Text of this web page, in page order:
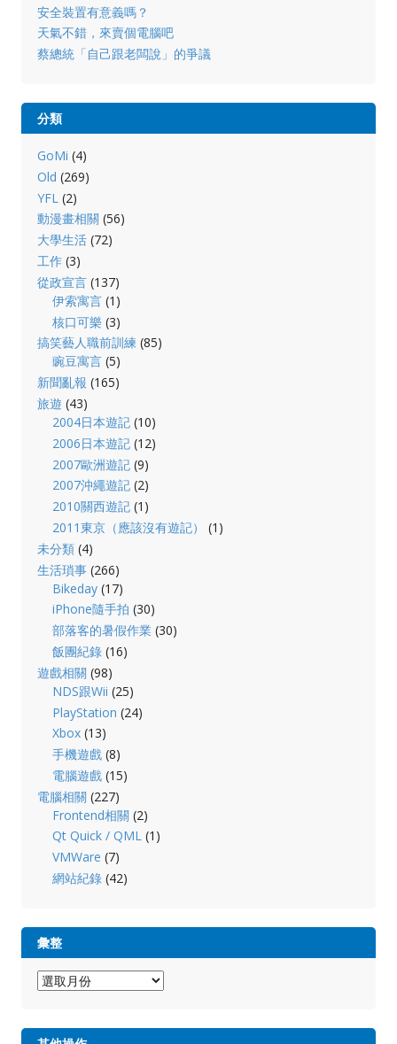
安全裝置有意義嗎？
天氣不錯，來賣個電腦吧
蔡總統「自己跟老闆說」的爭議
分類
GoMi (4)
Old (269)
YFL (2)
動漫畫相關 (56)
大學生活(72)
工作(3)
從政宣言(137)
伊索寓言 (1)
核口可樂 (3)
搞笑藝人職前訓練 (85)
豌豆寓言 (5)
新聞亂報 (165)
旅遊 (43)
2004日本遊記 (10)
2006日本遊記 (12)
2007歐洲遊記 (9)
2007沖繩遊記 (2)
2010關西遊記 (1)
2011東京（應該沒有遊記）
(1)
未分類(4)
生活瑣事(266)
Bikeday (17)
iPhone隨手拍 (30)
部落客的暑假作業 (30)
飯團紀錄 (16)
遊戲相關 (98)
NDS跟Wii (25)
PlayStation (24)
Xbox (13)
手機遊戲 (8)
電腦遊戲 (15)
電腦相關 (227)
Frontend相關 (2)
Qt Quick / QML (1)
VMWare (7)
網站紀錄 (42)
彙整